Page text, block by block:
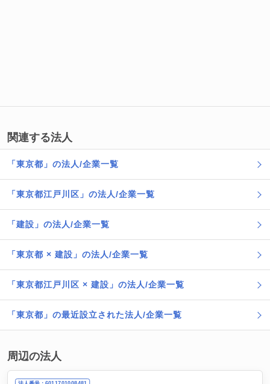
関連する法人
「東京都」の法人/企業一覧
「東京都江戸川区」の法人/企業一覧
「建設」の法人/企業一覧
「東京都 × 建設」の法人/企業一覧
「東京都江戸川区 × 建設」の法人/企業一覧
「東京都」の最近設立された法人/企業一覧
周辺の法人